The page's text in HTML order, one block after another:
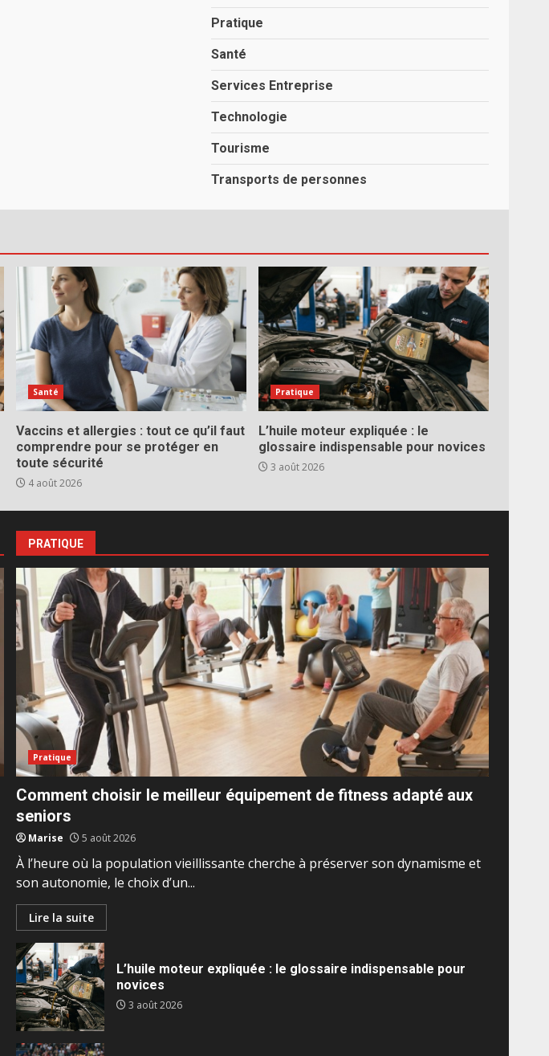
Pratique
Santé
Services Entreprise
Technologie
Tourisme
Transports de personnes
Santé
Vaccins et allergies : tout ce qu’il faut
comprendre pour se protéger en
toute sécurité
4 août 2026
Pratique
L’huile moteur expliquée : le
glossaire indispensable pour novices
3 août 2026
PRATIQUE
Pratique
Comment choisir le meilleur équipement de fitness adapté aux
seniors
Marise 5 août 2026
À l’heure où la population vieillissante cherche à préserver son dynamisme et
son autonomie, le choix d’un...
Lire la suite
L’huile moteur expliquée : le glossaire indispensable pour
novices
3 août 2026